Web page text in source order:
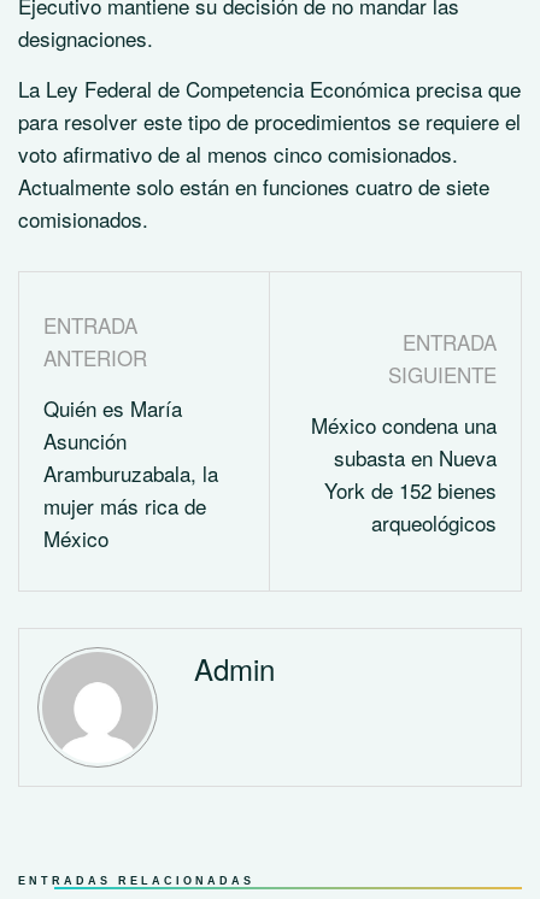
designaciones.
La Ley Federal de Competencia Económica precisa que
para resolver este tipo de procedimientos se requiere el
voto afirmativo de al menos cinco comisionados.
Actualmente solo están en funciones cuatro de siete
comisionados.
ENTRADA
ANTERIOR
Quién es María
Asunción
Aramburuzabala, la
mujer más rica de
México
ENTRADA
SIGUIENTE
México condena una
subasta en Nueva
York de 152 bienes
arqueológicos
Admin
ENTRADAS RELACIONADAS